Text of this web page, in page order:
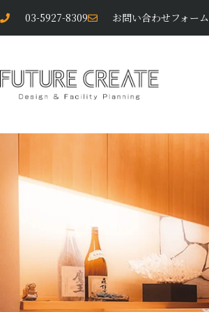
03-5927-8309 お問い合わせフォーム